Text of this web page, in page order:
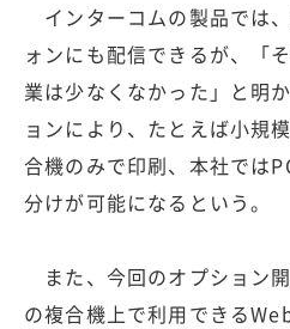
インターコムの製品では
ォンにも配信できるが、「
業は少なくなかった」と明
ョンにより、たとえば小規
合機のみで印刷、本社では
分けが可能になるという。
また、今回のオプション
の複合機上で利用できる